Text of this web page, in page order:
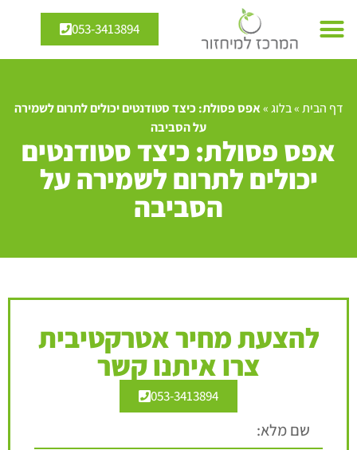
053-3413894
דף הבית»בלוג»אפס פסולת: כיצד סטודנטים יכולים לתרום לשמירה
על הסביבה
אפס פסולת: כיצד סטודנטים
יכולים לתרום לשמירה על
הסביבה
להצעת מחיר אטרקטיבית
צרו איתנו קשר
053-3413894